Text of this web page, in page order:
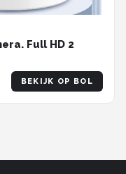
Full HD 2
BEKIJK OP BOL